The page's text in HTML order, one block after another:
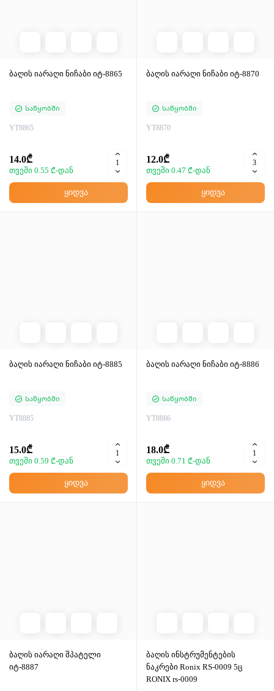
ბაღის იარაღი ნიჩაბი იტ-8865
Საწყობში
YT8865
14.0₾
თვეში 0.55 ₾-დან
ყიდვა
ბაღის იარაღი ნიჩაბი იტ-8870
Საწყობში
YT8870
12.0₾
თვეში 0.47 ₾-დან
ყიდვა
ბაღის იარაღი ნიჩაბი იტ-8885
Საწყობში
YT8885
15.0₾
თვეში 0.59 ₾-დან
ყიდვა
ბაღის იარაღი ნიჩაბი იტ-8886
Საწყობში
YT8886
18.0₾
თვეში 0.71 ₾-დან
ყიდვა
ბაღის იარაღი შპატელი
იტ-8887
ბაღის ინსტრუმენტების
ნაკრები Ronix RS-0009 5ც
RONIX rs-0009